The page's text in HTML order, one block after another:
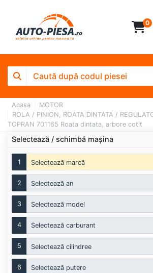
0
Acasa
MOTOR
ROLA / PINION, ROATA DINTATA /
TOPRAN 701165 Roata dintata, arbore cotit
Selectează / schimbă mașina
1 Selectează marcă
2 Selectează an
3 Selectează model
4 Selectează carburant
5 Selectează cilindree
6 Selectează putere